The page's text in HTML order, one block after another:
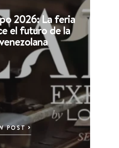
2026: La feria
el futuro de la
POST